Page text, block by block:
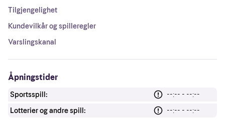
Tilgjengelighet
Kundevilkår og spilleregler
Varslingskanal
Åpningstider
Sportsspill:
--:-- - --:--
Lotterier og andre spill:
--:-- - --:--